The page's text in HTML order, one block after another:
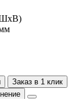
Заказ в 1 клик